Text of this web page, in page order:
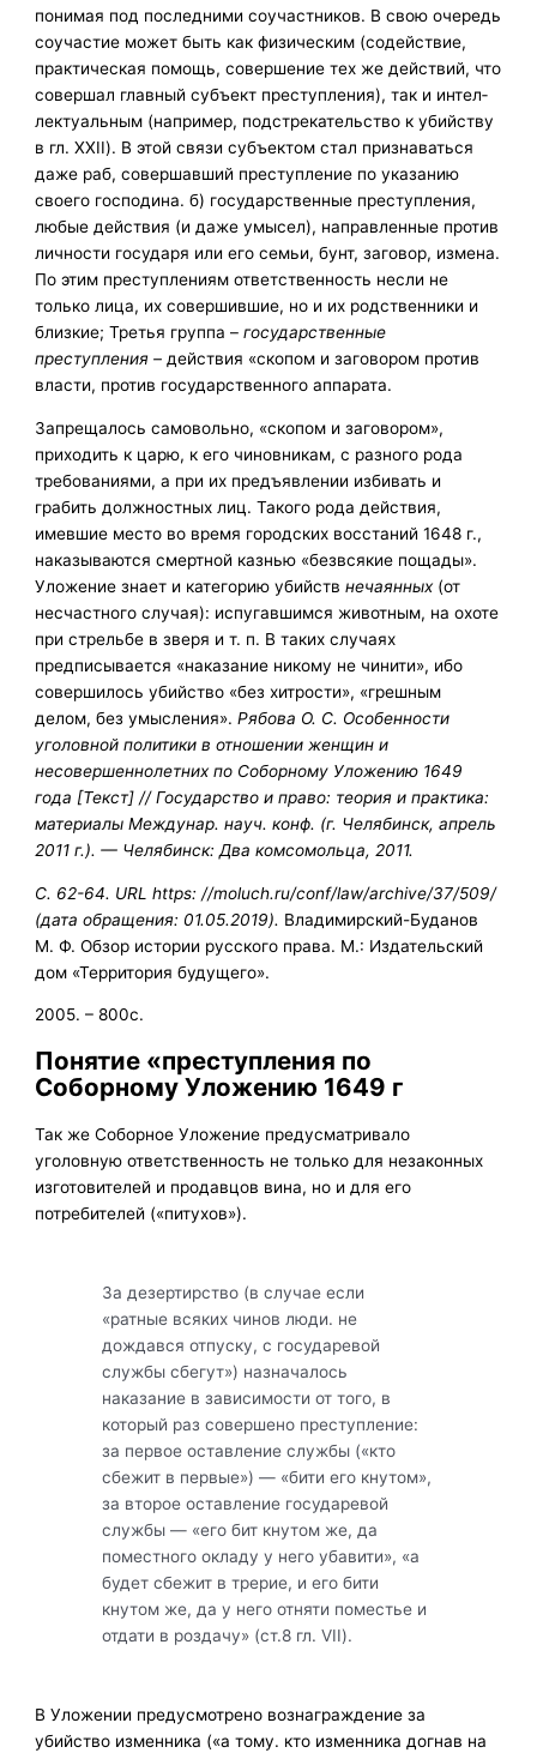
понимая под пос­ледними соучастников. В свою очередь
соучастие может быть как физическим (содействие,
практическая помощь, совершение тех же действий, что
совершал главный субъект преступления), так и интел­
лектуальным (например, подстрекательство к убийству
в гл. XXII). В этой связи субъектом стал признаваться
даже раб, совершавший преступление по указанию
своего господина. б) государственные преступления,
любые действия (и даже умы­сел), направленные против
личности государя или его семьи, бунт, заговор, измена.
По этим преступлениям ответственность несли не
только лица, их совершившие, но и их родственники и
близкие; Третья группа –государственные
преступления – действия «скопом и заговором против
власти, против государственного аппарата.
Запреща­лось самовольно, «скопом и заговором»,
приходить к царю, к его чинов­никам, с разного рода
требованиями, а при их предъявлении избивать и
грабить должностных лиц. Такого рода действия,
имевшие место во время городских восстаний 1648 г.,
наказываются смертной казнью «безвсякие пощады».
Уложение знает и категорию убийствнечаянных(от
несчастного слу­чая): испугавшимся животным, на охоте
при стрельбе в зверя и т. п. В та­ких случаях
предписывается «наказание никому не чинити», ибо
соверши­лось убийство «без хитрости», «грешным
делом, без умысления».Рябова О. С. Особенности
уголовной политики в отношении женщин и
несовершеннолетних по Соборному Уложению 1649
года [Текст] // Государство и право: теория и практика:
материалы Междунар. науч. конф. (г. Челябинск, апрель
2011 г.). — Челябинск: Два комсомольца, 2011.
С. 62-64. URL https: //moluch.ru/conf/law/archive/37/509/
(дата обращения: 01.05.2019). Владимирский-Буданов
М. Ф. Обзор истории русского права. М.: Издательский
дом «Территория будущего».
2005. – 800с.
Понятие «преступления по
Соборному Уложению 1649 г
Так же Соборное Уложение предусматривало
уголовную ответственность не только для незаконных
изготовителей и продавцов вина, но и для его
потребителей («питухов»).
За дезертирство (в случае если
«ратные всяких чинов люди. не
дождався отпуску, с государевой
службы сбегут») назначалось
наказание в зависимости от того, в
который раз совершено преступление:
за первое оставление службы («кто
сбежит в первые») — «бити его кнутом»,
за второе оставление государевой
службы — «его бит кнутом же, да
поместного окладу у него убавити», «а
будет сбежит в трерие, и его бити
кнутом же, да у него отняти поместье и
отдати в роздачу» (ст.8 гл. VII).
В Уложении предусмотрено вознаграждение за
убийство изменника («а тому. кто изменника догнав на